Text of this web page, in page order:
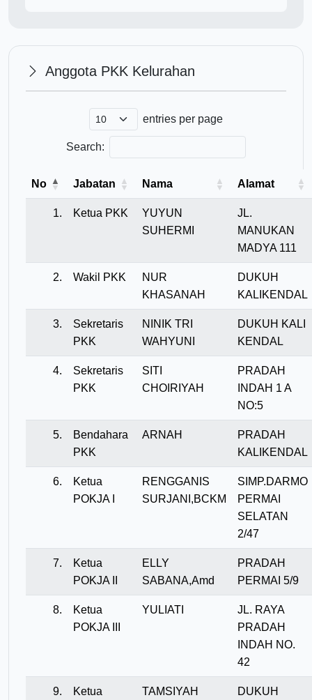
Anggota PKK Kelurahan
entries per page
Search:
No Jabatan Nama Alamat
1. Ketua PKK
YUYUN
SUHERMI
JL.
MANUKAN
MADYA 111
2. Wakil PKK
NUR
KHASANAH
DUKUH
KALIKENDAL
3.
Sekretaris
PKK
NINIK TRI
WAHYUNI
DUKUH KALI
KENDAL
4.
Sekretaris
PKK
SITI
CHOIRIYAH
PRADAH
INDAH 1 A
NO:5
5.
Bendahara
PKK
ARNAH
PRADAH
KALIKENDAL
6.
Ketua
POKJA I
RENGGANIS
SURJANI,BCKM
SIMP.DARMO
PERMAI
SELATAN
2/47
7.
Ketua
POKJA II
ELLY
SABANA,Amd
PRADAH
PERMAI 5/9
8.
Ketua
POKJA III
YULIATI
JL. RAYA
PRADAH
INDAH NO.
42
9.
Ketua
TAMSIYAH
DUKUH